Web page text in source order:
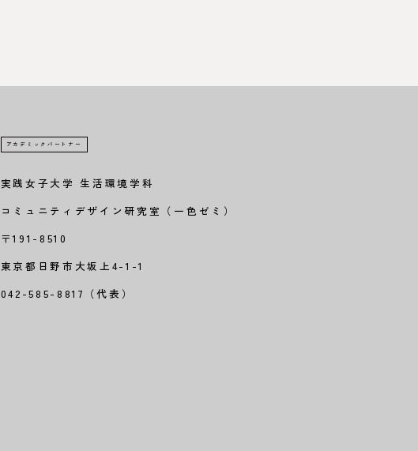
アカデミックパートナー
実践女子大学 生活環境学科
コミュニティデザイン研究室（一色ゼミ）
〒191-8510
東京都日野市大坂上4-1-1
042-585-8817（代表）